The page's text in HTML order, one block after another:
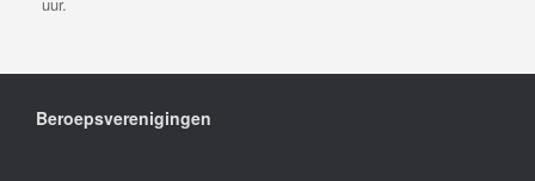
Beroepsverenigingen